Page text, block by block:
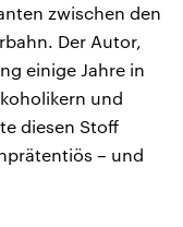
zwischen den
Der Autor,
einige Jahre in
und
diesen Stoff
– und